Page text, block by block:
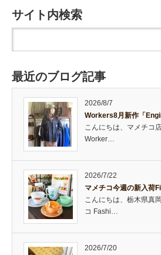
サイト内検索
最近のブログ記事
2026/8/7
Workers8月新作「
こんにちは、マメチコ
Worker…
2026/7/22
マメチコ今週の新入荷
こんにちは、栃木県真
コ Fashi…
2026/7/20